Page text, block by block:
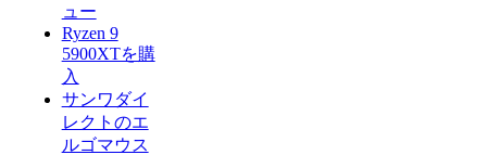
ュー
Ryzen 9
5900XTを購
入
サンワダイ
レクトのエ
ルゴマウス